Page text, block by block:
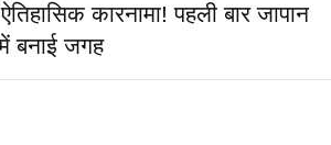
कारनामा! पहली बार जापान
बनाई जगह